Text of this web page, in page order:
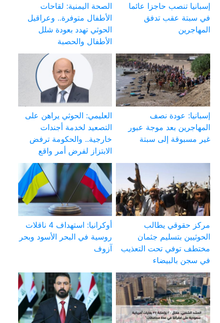
إسبانيا تنصب حاجزا عائما
في سبتة عقب تدفق
المهاجرين
الصحة اليمنية: لقاحات
الأطفال متوفرة.. وعراقيل
الحوثي تهدد بعودة شلل
الأطفال والحصبة
إسبانيا: عودة نصف
المهاجرين بعد موجة عبور
غير مسبوقة إلى سبتة
العليمي: الحوثي يراهن على
التصعيد لخدمة أجندات
خارجية.. والحكومة ترفض
الابتزاز لفرض أمر واقع
مركز حقوقي يطالب
الحوثيين بتسليم جثمان
مختطف توفي تحت التعذيب
في سجن بالبيضاء
أوكرانيا: استهداف 4 ناقلات
روسية في البحر الأسود وبحر
آزوف